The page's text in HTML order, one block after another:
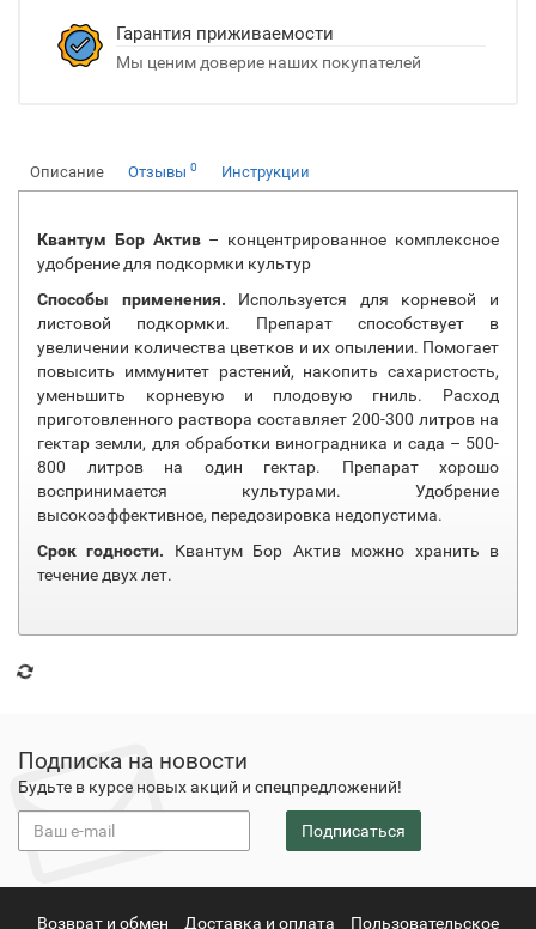
Гарантия приживаемости
Мы ценим доверие наших покупателей
Описание Отзывы 0 Инструкции
Квантум Бор Актив – концентрированное комплексное
удобрение для подкормки культур
Способы применения. Используется для корневой и
листовой подкормки. Препарат способствует в
увеличении количества цветков и их опылении. Помогает
повысить иммунитет растений, накопить сахаристость,
уменьшить корневую и плодовую гниль. Расход
приготовленного раствора составляет 200-300 литров на
гектар земли, для обработки виноградника и сада – 500-
800 литров на один гектар. Препарат хорошо
воспринимается культурами. Удобрение
высокоэффективное, передозировка недопустима.
Срок годности. Квантум Бор Актив можно хранить в
течение двух лет.
Подписка на новости
Будьте в курсе новых акций и спецпредложений!
Подписаться
Возврат и обмен Доставка и оплата Пользовательское